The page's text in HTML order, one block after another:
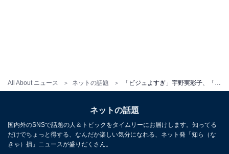
All About ニュース ネットの話題 「ビジュよすぎ」宇野実彩子、「大人女子ディズニー」満喫ショットに「私服もえぐい」「可愛さが異常」の声
ネットの話題
国内外のSNSで話題の人＆トピックをタイムリーにお届けします。知ってる
だけでちょっと得する、なんだか楽しい気分になれる、ネット発「知ら（な
きゃ）損」ニュースが盛りだくさん。